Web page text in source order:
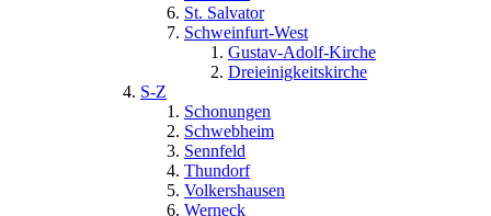
St. Salvator
Schweinfurt-West
Gustav-Adolf-Kirche
Dreieinigkeitskirche
S-Z
Schonungen
Schwebheim
Sennfeld
Thundorf
Volkershausen
Werneck